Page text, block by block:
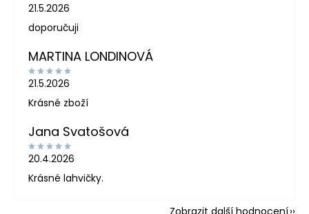
21.5.2026
doporučuji
MARTINA LONDINOVÁ
21.5.2026
Krásné zboží
Jana Svatošová
20.4.2026
Krásné lahvičky.
Zobrazit další hodnocení